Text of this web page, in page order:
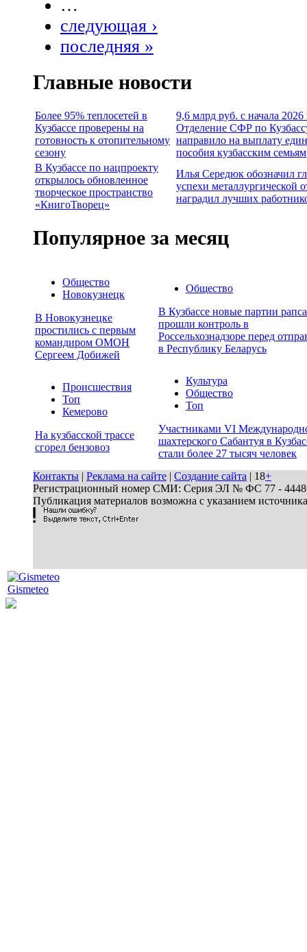
…
следующая ›
последняя »
Главные новости
Более 95% теплосетей в
Кузбассе проверены на
готовность к отопительному
сезону
9,6 млрд руб. с начала 2026
Отделение СФР по
направило на выплату
пособия кузбасским семьям
В Кузбассе по нацпроекту
открылось обновленное
творческое пространство
«КнигоТворец»
Илья Середюк обозначил
успехи металлургической
наградил лучших
Популярное за месяц
Общество
Новокузнецк
В Новокузнецке
простились с первым
командиром ОМОН
Сергеем Добижей
Общество
В Кузбассе новые партии рапса
прошли контроль в
Россельхознадзоре перед
в Республику Беларусь
Происшествия
Топ
Кемерово
На кузбасской трассе
сгорел бензовоз
Культура
Общество
Топ
Участниками VI
шахтерского Сабантуя в
стали более 27 тысяч человек
Контакты | Реклама на сайте | Создание сайта | 18+
Регистрационный номер СМИ: Серия ЭЛ № ФС 77 - 44486
Публикация материалов возможна с указанием
Gismeteo